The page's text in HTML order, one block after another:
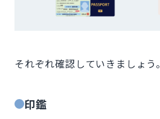
それぞれ確認していきましょう。
印鑑